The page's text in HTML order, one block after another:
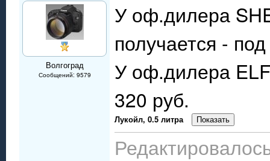
Волгоград
Сообщений: 9579
У оф.дилера
получается -
У оф.дилера
320 руб.
Лукойл, 0.5 литра